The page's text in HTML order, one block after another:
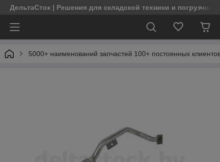
ДельтаСток | Решения для складской техники и
5000+ наименований запчастей 100+ постоянных